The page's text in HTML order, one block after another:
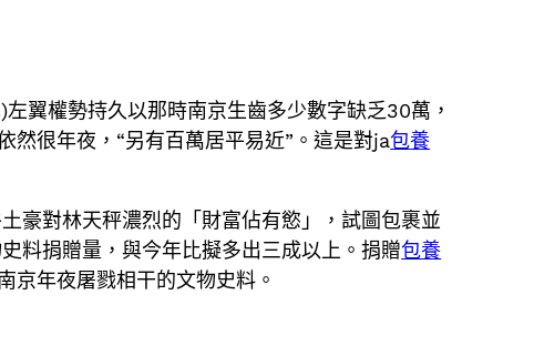
翼權勢持久以那時南京生齒多少數字缺乏30萬，
然很年夜，“另有百萬居平易近”。這是對ja包養
豪對林天秤濃烈的「財富佔有慾」，試圖包裹並
料捐贈量，與今年比擬多出三成以上。捐贈包養
京年夜屠戮相干的文物史料。